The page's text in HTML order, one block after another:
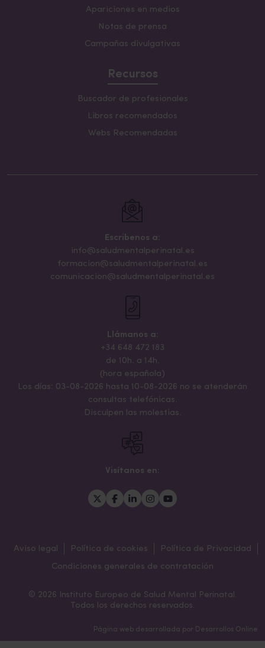
Apariciones en medios
Notas de prensa
Campañas divulgativas
Recursos
Buscador de profesionales
Libros recomendados
Webs Recomendadas
Escribenos a:
info@saludmentalperinatal.es
formacion@saludmentalperinatal.es
comunicacion@saludmentalperinatal.es
Llámanos a:
+34 648 472 183
de 10h. a 14h.
(hora española)
Los días: 03-08-2026 hasta 10-08-2026 no se atenderán
consultas telefónicas.
Disculpen las molestias.
Visítanos en:
Aviso legal Política de cookies
Política de Privacidad
Condiciones generales de contratación
© 2026 Instituto Europeo de Salud Mental Perinatal.
Todos los derechos reservados.
Página web desarrollada por Desarrollos Online